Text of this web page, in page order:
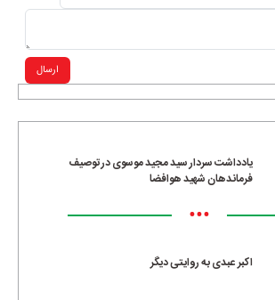
یادداشت سردار سید مجید موسوی در توصیف
فرماندهان شهید هوافضا
•••
اکبر عبدی به روایتی دیگر
ارسال